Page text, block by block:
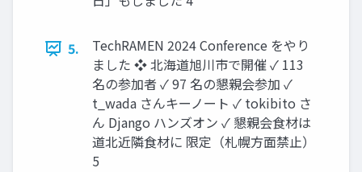
5.
TechRAMEN 2024 Conference をやり
ました ❖ 北海道旭川市で開催 ✓ 113
名の参加者 ✓ 97 名の懇親会参加 ✓
t_wada さんキーノート ✓ tokibito さ
ん Django ハンズオン ✓ 懇親会食材は
道北近隣食材に 限定（札幌方面禁止）
5